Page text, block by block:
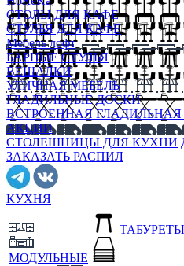
СТОЛЫ ДЛЯ КАФЕ
СТУЛЬЯ ДЛЯ КАФЕ
Мебель лофт
БАРНЫЕ СТУЛЬЯ
ВЕШАЛКИ
УЛИЧНАЯ МЕБЕЛЬ
ГЛАДИЛЬНЫЕ ДОСКИ
ВСТРОЕННАЯ ГЛАДИЛЬНАЯ
АКЦИИ
СТОЛЕШНИЦЫ ДЛЯ КУХНИ
ЗАКАЗАТЬ РАСПИЛ
КУХНЯ
МОДУЛЬНЫЕ
ТАБУРЕТЫ